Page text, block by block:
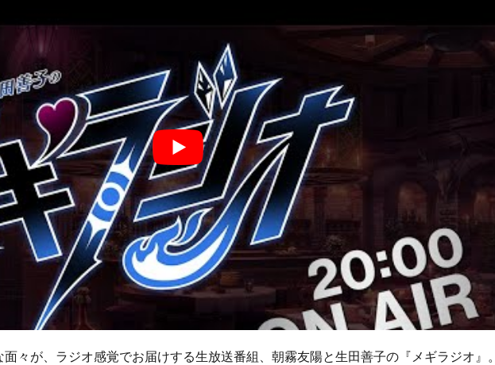
々が、ラジオ感覚でお届けする生放送番組、朝霧友陽と生田善子の『メギラジオ』。